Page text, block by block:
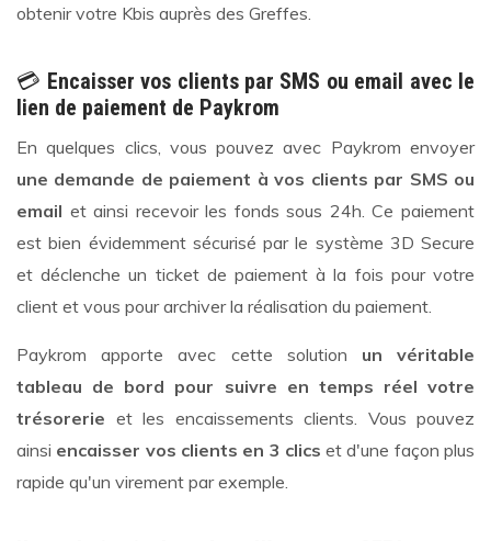
obtenir votre Kbis auprès des Greffes.
💳 Encaisser vos clients par SMS ou email avec le
lien de paiement de Paykrom
En quelques clics, vous pouvez avec Paykrom envoyer
une demande de paiement à vos clients par SMS ou
email et ainsi recevoir les fonds sous 24h. Ce paiement
est bien évidemment sécurisé par le système 3D Secure
et déclenche un ticket de paiement à la fois pour votre
client et vous pour archiver la réalisation du paiement.
Paykrom apporte avec cette solution un véritable
tableau de bord pour suivre en temps réel votre
trésorerie et les encaissements clients. Vous pouvez
ainsi encaisser vos clients en 3 clicset d'une façon plus
rapide qu'un virement par exemple.